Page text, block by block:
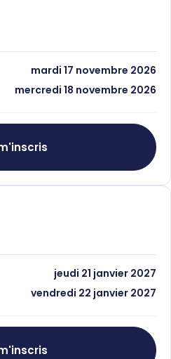
mardi 17 novembre 2026
mercredi 18 novembre 2026
jeudi 21 janvier 2027
vendredi 22 janvier 2027